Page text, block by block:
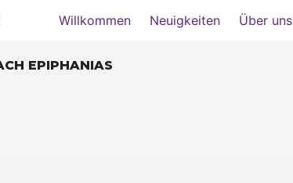
Willkommen Neuigkeiten Über uns
EPIPHANIAS